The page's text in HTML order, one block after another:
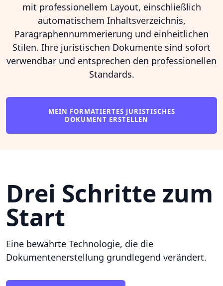
mit professionellem Layout, einschließlich
automatischem Inhaltsverzeichnis,
Paragraphennummerierung und einheitlichen
Stilen. Ihre juristischen Dokumente sind sofort
verwendbar und entsprechen den professionellen
Standards.
MEIN FORMATIERTES JURISTISCHES
DOKUMENT ERSTELLEN
Drei Schritte zum
Start
Eine bewährte Technologie, die die
Dokumentenerstellung grundlegend verändert.